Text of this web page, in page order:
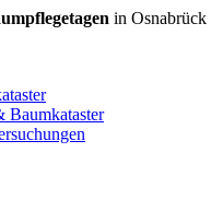
in Osnabrück
Baumkataster